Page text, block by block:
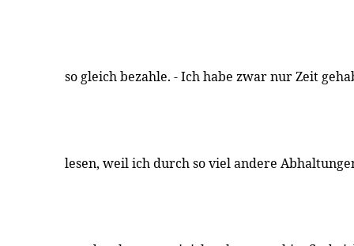
so gleich bezahle. - Ich habe zwar nur Zeit
lesen, weil ich durch so viel andere